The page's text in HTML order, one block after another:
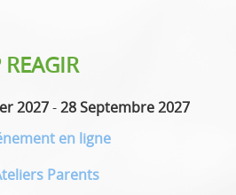
REAGIR
2027 -28 Septembre 2027
en ligne
Parents